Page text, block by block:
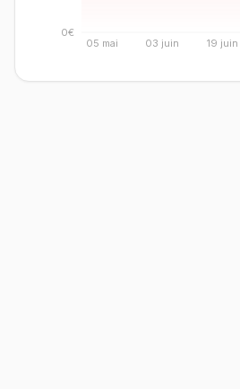
05 mai 03 juin 19 juin
0€